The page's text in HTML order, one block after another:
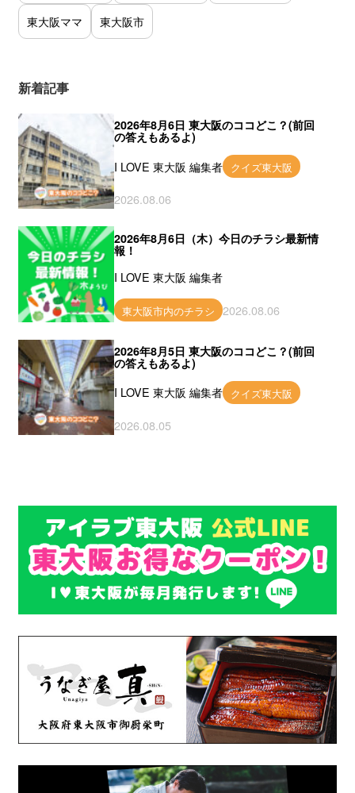
東大阪ママ 東大阪市
新着記事
2026年8月6日 東大阪のココどこ？(前回
の答えもあるよ)
I LOVE 東大阪 編集者 クイズ東大阪
2026.08.06
2026年8月6日（木）今日のチラシ最新情
報！
I LOVE 東大阪 編集者
東大阪市内のチラシ 2026.08.06
2026年8月5日 東大阪のココどこ？(前回
の答えもあるよ)
I LOVE 東大阪 編集者 クイズ東大阪
2026.08.05